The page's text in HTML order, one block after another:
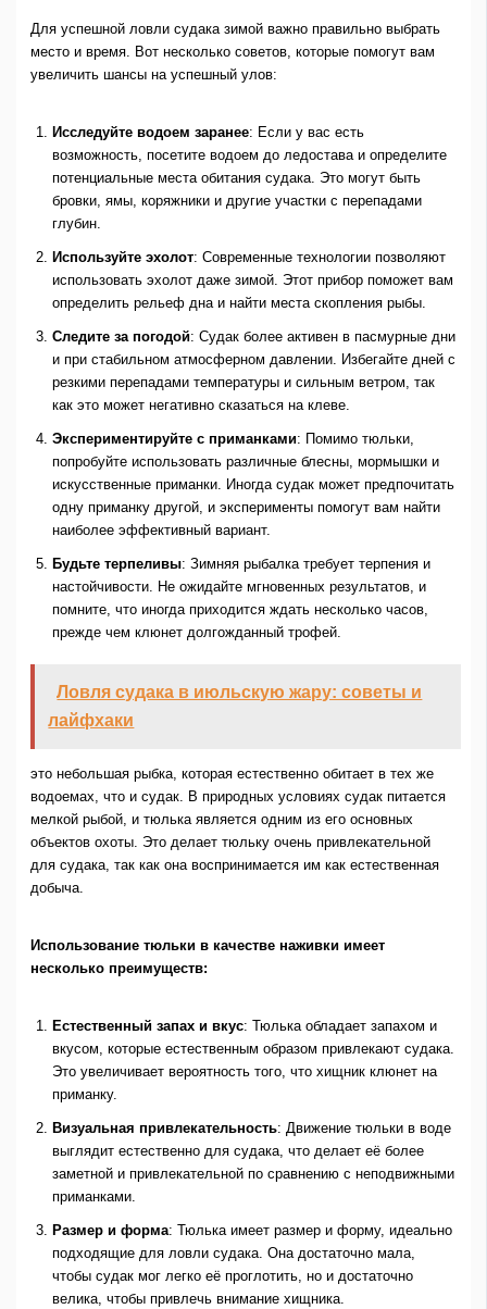
Для успешной ловли судака зимой важно правильно выбрать
место и время. Вот несколько советов, которые помогут вам
увеличить шансы на успешный улов:
Исследуйте водоем заранее: Если у вас есть
возможность, посетите водоем до ледостава и определите
потенциальные места обитания судака. Это могут быть
бровки, ямы, коряжники и другие участки с перепадами
глубин.
Используйте эхолот: Современные технологии позволяют
использовать эхолот даже зимой. Этот прибор поможет вам
определить рельеф дна и найти места скопления рыбы.
Следите за погодой: Судак более активен в пасмурные дни
и при стабильном атмосферном давлении. Избегайте дней с
резкими перепадами температуры и сильным ветром, так
как это может негативно сказаться на клеве.
Экспериментируйте с приманками: Помимо тюльки,
попробуйте использовать различные блесны, мормышки и
искусственные приманки. Иногда судак может предпочитать
одну приманку другой, и эксперименты помогут вам найти
наиболее эффективный вариант.
Будьте терпеливы: Зимняя рыбалка требует терпения и
настойчивости. Не ожидайте мгновенных результатов, и
помните, что иногда приходится ждать несколько часов,
прежде чем клюнет долгожданный трофей.
Ловля судака в июльскую жару: советы и
лайфхаки
это небольшая рыбка, которая естественно обитает в тех же
водоемах, что и судак. В природных условиях судак питается
мелкой рыбой, и тюлька является одним из его основных
объектов охоты. Это делает тюльку очень привлекательной
для судака, так как она воспринимается им как естественная
добыча.
Использование тюльки в качестве наживки имеет
несколько преимуществ:
Естественный запах и вкус: Тюлька обладает запахом и
вкусом, которые естественным образом привлекают судака.
Это увеличивает вероятность того, что хищник клюнет на
приманку.
Визуальная привлекательность: Движение тюльки в воде
выглядит естественно для судака, что делает её более
заметной и привлекательной по сравнению с неподвижными
приманками.
Размер и форма: Тюлька имеет размер и форму, идеально
подходящие для ловли судака. Она достаточно мала,
чтобы судак мог легко её проглотить, но и достаточно
велика, чтобы привлечь внимание хищника.